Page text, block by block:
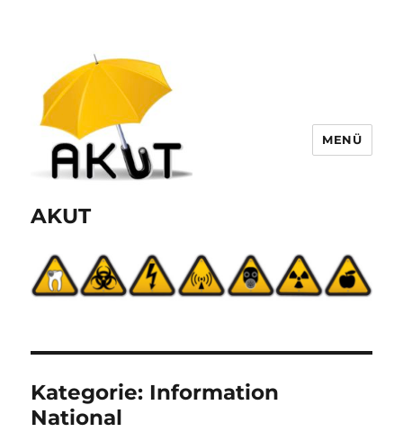
AKUT
MENÜ
Kategorie: Information
National